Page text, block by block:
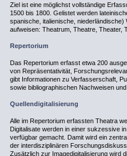
Ziel ist eine möglichst vollständige
1500 bis 1800. Gelistet werden
spanische, italienische,
aufweisen: Theatrum, Theatre, Theater,
Repertorium
Das Repertorium erfasst etwa 200
von Repräsentativität,
gibt Informationen zu Verfasserschaft,
sowie bibliographischen Nachweisen
Quellendigitalisierung
Alle im Repertorium erfassten Theatra
Digitalisate werden in einer sukzessive
verfügbar gemacht. Damit wird ein
der interdisziplinären
Zusätzlich zur Imagedigitalisierung wird